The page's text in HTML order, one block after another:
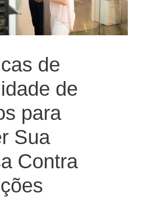
de
de
para
Sua
Contra